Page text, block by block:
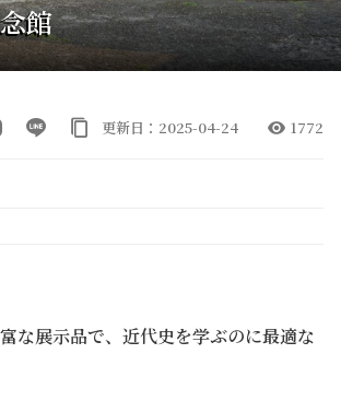
館
更新日：2025-04-24 1772
な展示品で、近代史を学ぶのに最適な